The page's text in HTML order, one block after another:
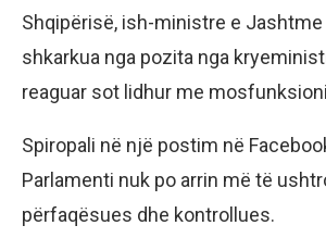
Shqipërisë, ish-ministre e Jashtme
shkarkua nga pozita nga
reaguar sot lidhur me
Spiropali në një postim në
Parlamenti nuk po arrin më të
përfaqësues dhe kontrollues.